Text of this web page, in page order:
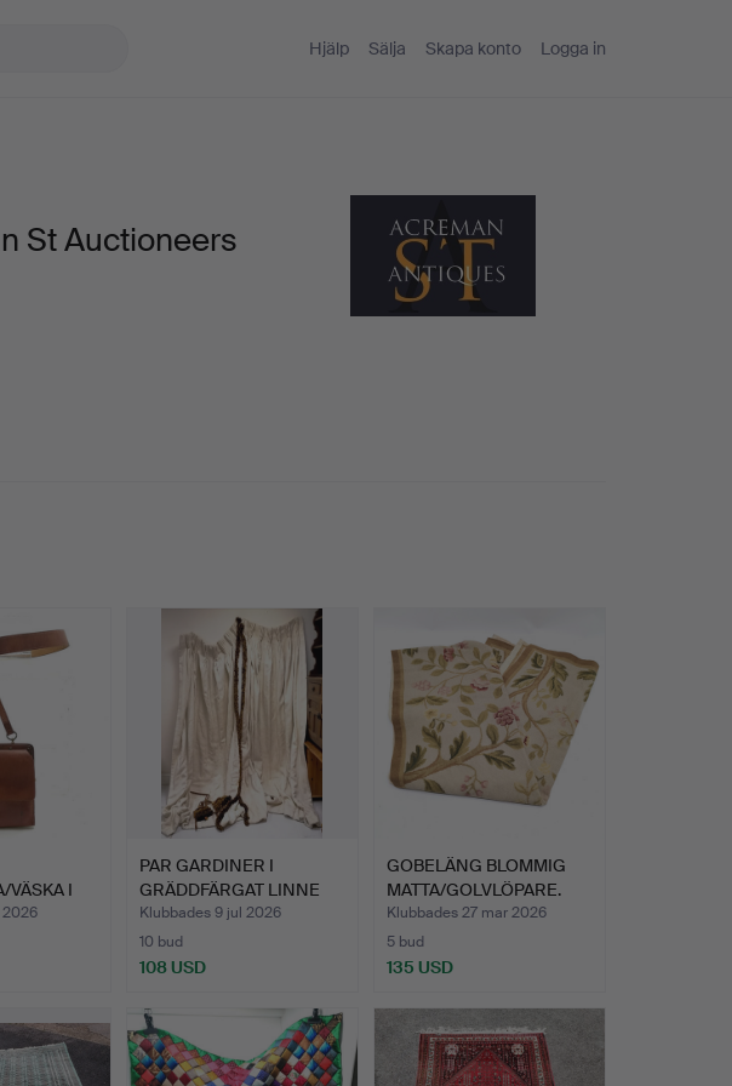
Hjälp Sälja Skapa konto Logga in
St Auctioneers
VÄSKA I
2026
PAR GARDINER I
GRÄDDFÄRGAT LINNE
MED MELLA…
Klubbades 9 jul 2026
10 bud
108 USD
GOBELÄNG BLOMMIG
MATTA/GOLVLÖPARE.
Klubbades 27 mar 2026
5 bud
135 USD